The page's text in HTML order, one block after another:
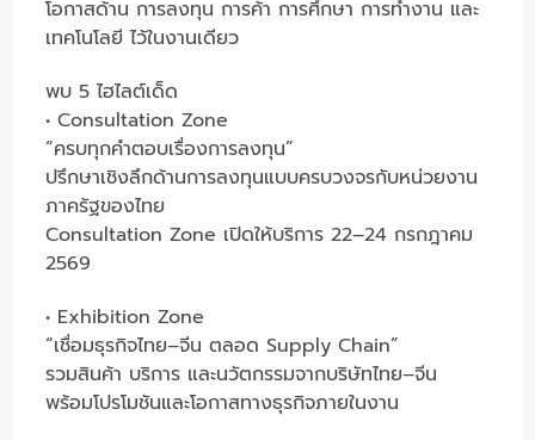
โอกาสด้าน การลงทุน การค้า การศึกษา การทำงาน และ
เทคโนโลยี ไว้ในงานเดียว
พบ 5 ไฮไลต์เด็ด
• Consultation Zone
“ครบทุกคำตอบเรื่องการลงทุน”
ปรึกษาเชิงลึกด้านการลงทุนแบบครบวงจรกับหน่วยงาน
ภาครัฐของไทย
Consultation Zone เปิดให้บริการ 22–24 กรกฎาคม
2569
• Exhibition Zone
“เชื่อมธุรกิจไทย–จีน ตลอด Supply Chain”
รวมสินค้า บริการ และนวัตกรรมจากบริษัทไทย–จีน
พร้อมโปรโมชันและโอกาสทางธุรกิจภายในงาน